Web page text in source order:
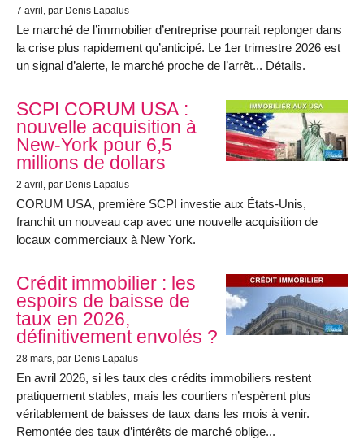
7 avril , par Denis Lapalus
Le marché de l’immobilier d’entreprise pourrait replonger dans
la crise plus rapidement qu’anticipé. Le 1er trimestre 2026 est
un signal d’alerte, le marché proche de l’arrêt... Détails.
SCPI CORUM USA :
nouvelle acquisition à
New-York pour 6,5
millions de dollars
2 avril , par Denis Lapalus
CORUM USA, première SCPI investie aux États-Unis,
franchit un nouveau cap avec une nouvelle acquisition de
locaux commerciaux à New York.
Crédit immobilier : les
espoirs de baisse de
taux en 2026,
définitivement envolés ?
28 mars, par Denis Lapalus
En avril 2026, si les taux des crédits immobiliers restent
pratiquement stables, mais les courtiers n’espèrent plus
véritablement de baisses de taux dans les mois à venir.
Remontée des taux d’intérêts de marché oblige...